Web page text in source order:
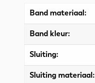
Band materiaal:
Band kleur:
Sluiting:
Sluiting materiaal: